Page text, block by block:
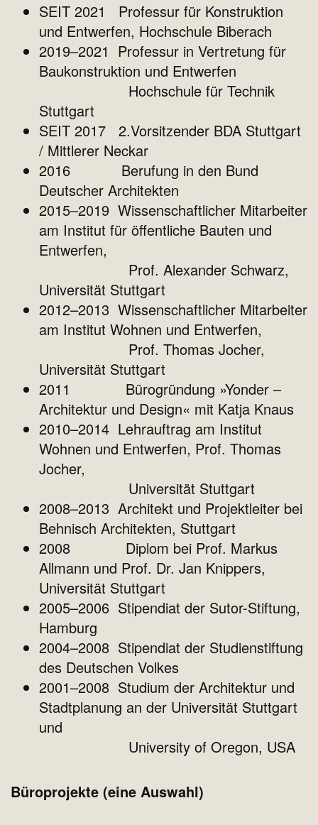
SEIT 2021 Professur für Konstruktion
und Entwerfen, Hochschule Biberach
2019–2021 Professur in Vertretung für
Baukonstruktion und Entwerfen
Hochschule für Technik
Stuttgart
SEIT 2017 2.Vorsitzender BDA Stuttgart
/ Mittlerer Neckar
2016 Berufung in den Bund
Deutscher Architekten
2015–2019 Wissenschaftlicher Mitarbeiter
am Institut für öffentliche Bauten und
Entwerfen,
Prof. Alexander Schwarz,
Universität Stuttgart
2012–2013 Wissenschaftlicher Mitarbeiter
am Institut Wohnen und Entwerfen,
Prof. Thomas Jocher,
Universität Stuttgart
2011 Bürogründung »Yonder –
Architektur und Design« mit Katja Knaus
2010–2014 Lehrauftrag am Institut
Wohnen und Entwerfen, Prof. Thomas
Jocher,
Universität Stuttgart
2008–2013 Architekt und Projektleiter bei
Behnisch Architekten, Stuttgart
2008 Diplom bei Prof. Markus
Allmann und Prof. Dr. Jan Knippers,
Universität Stuttgart
2005–2006 Stipendiat der Sutor-Stiftung,
Hamburg
2004–2008 Stipendiat der Studienstiftung
des Deutschen Volkes
2001–2008 Studium der Architektur und
Stadtplanung an der Universität Stuttgart
und
University of Oregon, USA
Büroprojekte (eine Auswahl)